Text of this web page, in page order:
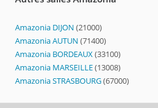
Amazonia DIJON (21000)
Amazonia AUTUN (71400)
Amazonia BORDEAUX(33100)
Amazonia MARSEILLE(13008)
Amazonia STRASBOURG(67000)